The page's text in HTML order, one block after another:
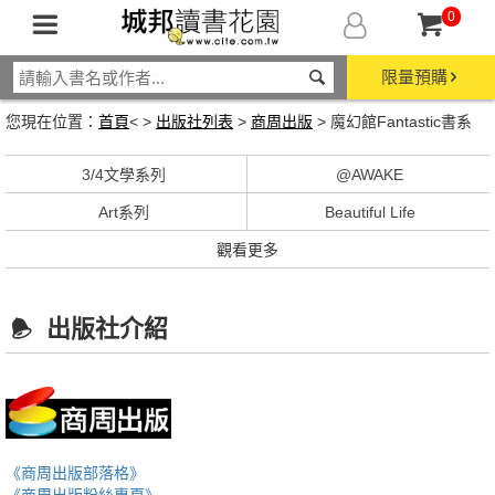
0
限量預購
您現在位置： 首頁< > 出版社列表 > 商周出版 > 魔幻館Fantastic書系
3/4文學系列 @AWAKE
Art系列 Beautiful Life
觀看更多
出版社介紹
《商周出版部落格》